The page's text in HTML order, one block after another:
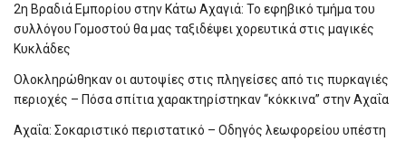
2η Βραδιά Εμπορίου στην Κάτω Αχαγιά: Το εφηβικό τμήμα του
συλλόγου Γομοστού θα μας ταξιδέψει χορευτικά στις μαγικές
Κυκλάδες
Ολοκληρώθηκαν οι αυτοψίες στις πληγείσες από τις πυρκαγιές
περιοχές – Πόσα σπίτια χαρακτηρίστηκαν “κόκκινα” στην Αχαΐα
Αχαΐα: Σοκαριστικό περιστατικό – Οδηγός λεωφορείου υπέστη